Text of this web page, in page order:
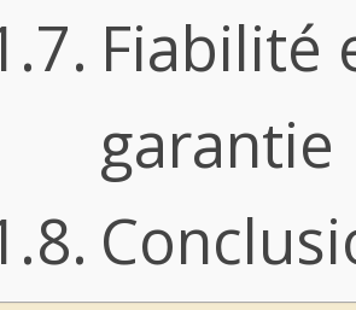
Fiabilité
garantie